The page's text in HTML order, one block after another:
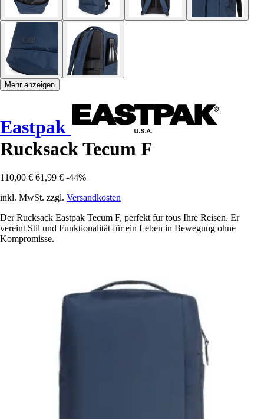
Mehr anzeigen
Eastpak
Rucksack Tecum F
110,00 € 61,99 € -44%
inkl. MwSt. zzgl. Versandkosten
Der Rucksack Eastpak Tecum F, perfekt für tous Ihre Reisen. Er
vereint Stil und Funktionalität für ein Leben in Bewegung ohne
Kompromisse.